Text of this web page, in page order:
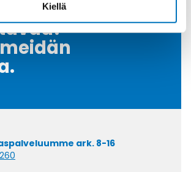
Kiellä
ark. 8-16